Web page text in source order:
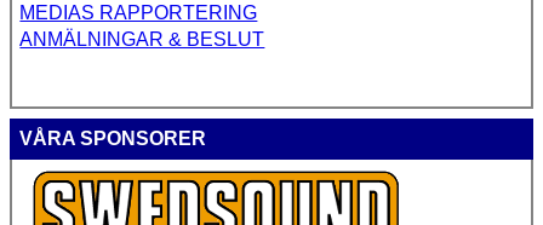
MEDIAS RAPPORTERING
ANMÄLNINGAR & BESLUT
VÅRA SPONSORER